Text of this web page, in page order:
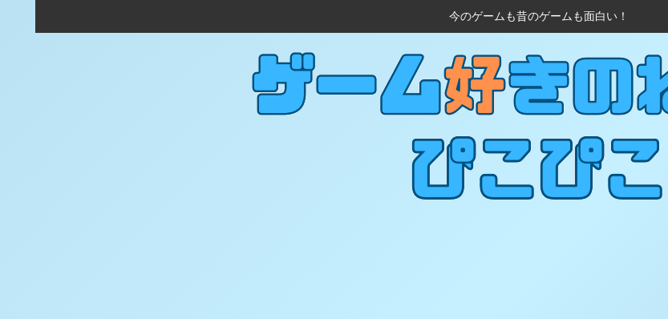
今のゲームも昔のゲームも面白い！